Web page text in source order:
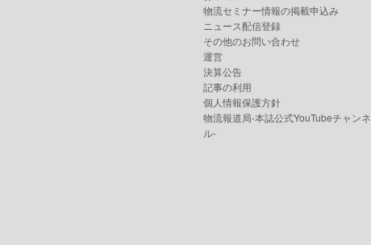
物流セミナー情報の掲載申込み
ニュース配信登録
その他のお問い合わせ
運営
決算公告
記事の利用
個人情報保護方針
物流報道局-本誌公式YouTubeチャンネ
ル-